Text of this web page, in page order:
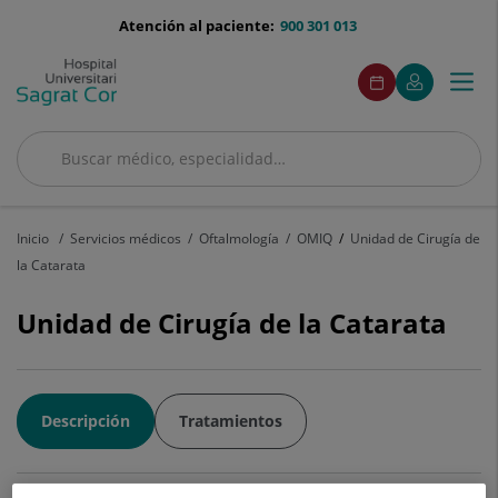
menu-
900 301 013
Atención al paciente:
Buscar
Buscar
menuAcceso
Pedir
cita
Este
enlace
se
en
Mi
Quirónsalud
Este
enlace
se
en
ventana
Menú
Inicio Servicios médicos Oftalmología OMIQ
Unidad de Cirugía de
la Catarata
Unidad de Cirugía de la Catarata
Descripción Tratamientos